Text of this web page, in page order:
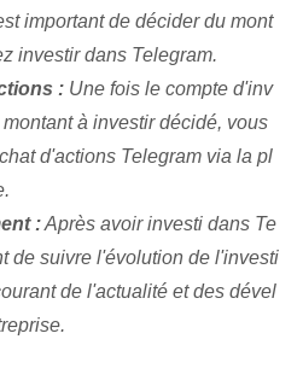
important de décider du mont
investir dans Telegram.
: Une fois le compte d'inv
à investir décidé, vous
d'actions Telegram via la pl
:⁤Après avoir investi dans Te
de suivre l'évolution de l'investi
de l'actualité et des dével